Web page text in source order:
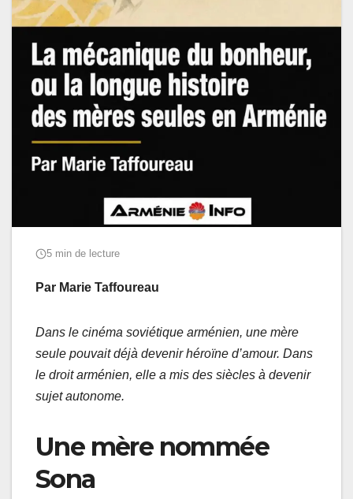
5 min de lecture
Par Marie Taffoureau
Dans le cinéma soviétique arménien, une mère
seule pouvait déjà devenir héroïne d’amour. Dans
le droit arménien, elle a mis des siècles à devenir
sujet autonome.
Une mère nommée
Sona